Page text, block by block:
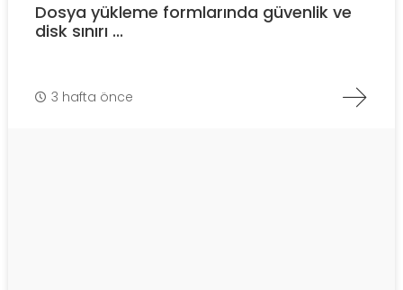
Dosya yükleme formlarında güvenlik ve
disk sınırı ...
3 hafta önce